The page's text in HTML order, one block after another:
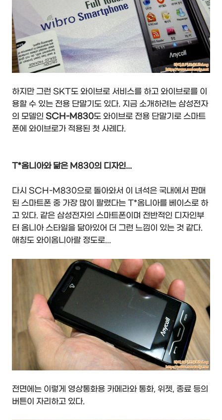
하지만 그런 SKT도 와이브로 서비스를 하고 와이브로를 이
용할 수 있는 전용 단말기도 있다. 지금 소개하려는 삼성전자
의 모델인 SCH-M830도 와이브로 전용 단말기로 스마트
폰에 와이브로가 적용된 첫 사례다.
T*옴니아와 닮은 M830의 디자인...
다시 SCH-M830으로 돌아와서 이 녀석은 국내에서 판매
된 스마트폰 중 가장 많이 팔렸다는 T*옴니아를 베이스로 하
고 있다. 같은 삼성전자의 스마트폰이며 전반적인 디자인부
터 옴니아 스타일을 닮아있어 더 그런 느낌이 있는 것 같다.
애칭도 와이옴니아랄 정도로...
전면에는 이렇게 영상통화용 카메라와 통화, 위젯, 종료 등의
버튼이 자리하고 있다.